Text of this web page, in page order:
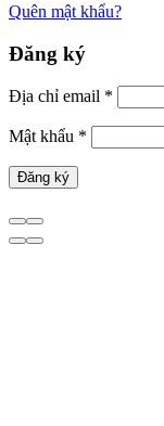
Quên mật khẩu?
Đăng ký
Địa chỉ email *
Mật khẩu *
Đăng ký